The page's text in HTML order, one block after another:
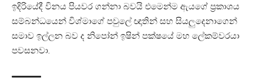
ඉදිරියේදී විනය පියවර ගන්නා බවයි එමෙන්ම ඇයගේ ප්‍රකාශය
සම්බන්ධයෙන් විශ්මාගේ පවුලේ ඥාතින් සහ සියලුදෙනාගෙන්
සමාව ඉල්ලන බව ද නිපෝන් ඉෂින් පක්ෂයේ මහ ලේකම්වරයා
පවසනවා.